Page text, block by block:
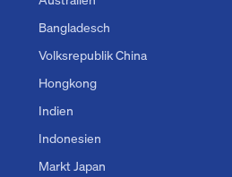
Bangladesch
Volksrepublik China
Hongkong
Indien
Indonesien
Markt Japan